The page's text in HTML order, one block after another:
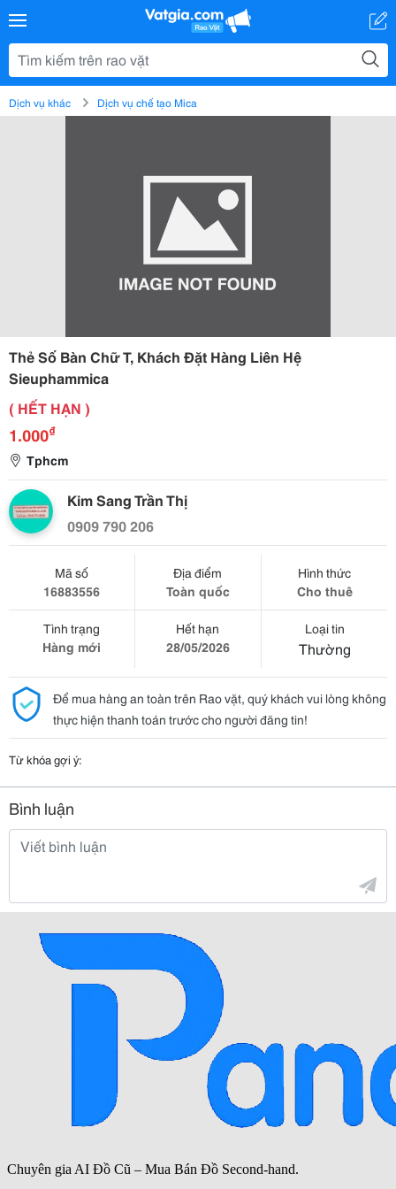
Dịch vụ khác Dịch vụ chế tạo Mica
Thẻ Số Bàn Chữ T, Khách Đặt Hàng Liên Hệ
Sieuphammica
( HẾT HẠN )
1.000₫
Tphcm
Kim Sang Trần Thị
0909 790 206
Mã số
16883556
Địa điểm
Toàn quốc
Hình thức
Cho thuê
Tình trạng
Hàng mới
Hết hạn
28/05/2026
Loại tin
Thường
Để mua hàng an toàn trên Rao vặt, quý khách vui lòng không
thực hiện thanh toán trước cho người đăng tin!
Từ khóa gợi ý:
Bình luận